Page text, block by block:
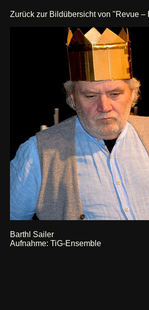
Zurück zur Bildübersicht von "Revue –
Barthl Sailer
Aufnahme: TiG-Ensemble